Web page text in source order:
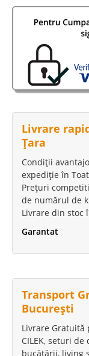
-31%
Canapea
Costa
Canapea de 3
Crem Oferta de
nou de canapea
Livrare
Țara
Condiții
expediție în
Prețuri
de numărul de
Livrare din stoc
Garantat
Transport
București
Livrare Gratuită
CILEK, seturi
bucătării, living